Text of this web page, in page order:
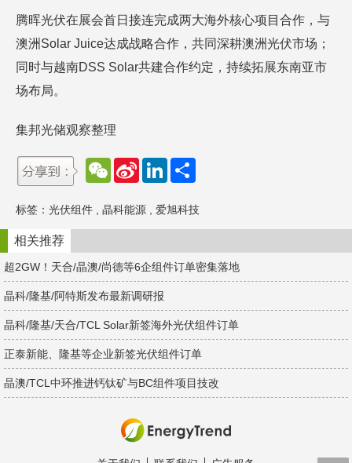
腾晖光伏在展会首日接连完成两大海外核心项目合作，与
澳洲Solar Juice达成战略合作，共同深耕澳洲光伏市场；
同时与越南DSS Solar共建合作约定，持续拓展东南亚市
场布局。
集邦光储观察整理
W
e
a
t
S
W
e
b
o
L
k
e
d
n
标签： 光伏组件 晶科能源 爱旭科技
相关推荐
超2GW！天合/晶澳/尚德等6企组件订单密集落地
晶科/隆基/阿特斯发布最新调研报
晶科/隆基/天合/TCL Solar新签海外光伏组件订单
正泰新能、隆基等企业新签光伏组件订单
晶澳/TCL中环推进钙钛矿与BC组件项目技改